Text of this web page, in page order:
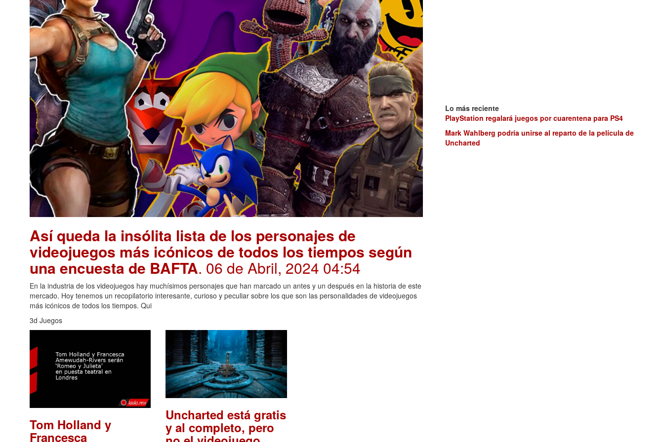
Así queda la insólita lista de los personajes de
videojuegos más icónicos de todos los tiempos según
una encuesta de BAFTA. 06 de Abril, 2024 04:54
En la industria de los videojuegos hay muchísimos personajes que han marcado un antes y un después en la historia de este
mercado. Hoy tenemos un recopilatorio interesante, curioso y peculiar sobre los que son las personalidades de videojuegos
más icónicos de todos los tiempos. Qui
3d Juegos
Tom Holland y
Francesca
Uncharted está gratis
y al completo, pero
Lo más reciente
PlayStation regalará juegos por cuarentena para PS4
Mark Wahlberg podría unirse al reparto de la película de
Uncharted